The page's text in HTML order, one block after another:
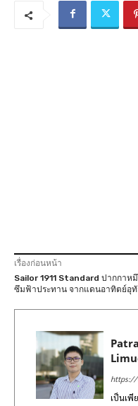
เรื่องก่อนหน้า
Sailor 1911 Standard ปากกาห
ซึมฟ้าประทาน จากแดนอาทิตย์อุทั
https://
เป็นเพี